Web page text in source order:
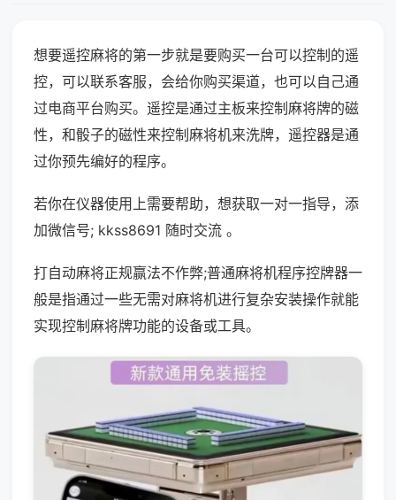
想要遥控麻将的第一步就是要购买一台可以控制的遥
控，可以联系客服，会给你购买渠道，也可以自己通
过电商平台购买。遥控是通过主板来控制麻将牌的磁
性，和骰子的磁性来控制麻将机来洗牌，遥控器是通
过你预先编好的程序。
若你在仪器使用上需要帮助，想获取一对一指导，添
加微信号; kkss8691 随时交流 。
打自动麻将正规赢法不作弊;普通麻将机程序控牌器一
般是指通过一些无需对麻将机进行复杂安装操作就能
实现控制麻将牌功能的设备或工具。